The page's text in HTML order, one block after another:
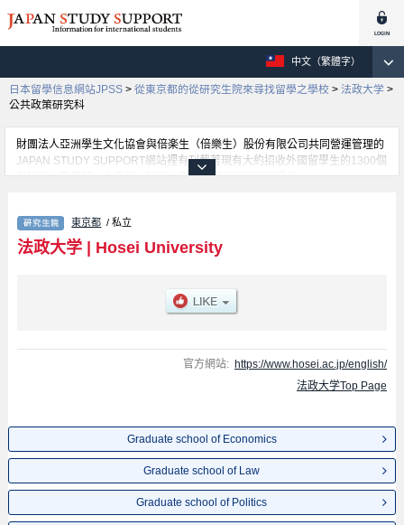
中文（繁體字）
日本留學信息網站JPSS > 從東京都的從研究生院來尋找留學之學校 > 法政大学 >
公共政策研究科
財團法人亞洲學生文化協會與倍楽生（倍樂生）股份有限公司共同營運管理的
JAPAN STUDY SUPPORT網站裡有刊載著現有大約招收外國留學生的1300個
學校的大學學部、大學院、短期大學、專門學校的招生訊息。
Grauate school of Sociology、Graduate school of Business
Administration、Graduate school of Humanities、Graduate school of
Science and Engineering、Graduate school of Social Well-being Studies、
International Japanese Studies、Law School、Engineering and Design、
Graduate school of Intercultural Communication、Innovation
Integrated Science and Technology、Institute for Solidarity-based Society等
各別研究科的不同訊息，以及招收名額、合格人數等考試資訊、設施介紹、聯
絡方式等對外國留學生是必要之訊息都刊載於此，請務必查閱及利用此網站。
東京都 / 私立
法政大学| Hosei University
官方網站: https://www.hosei.ac.jp/english/
法政大学Top Page
Graduate school of Economics
Graduate school of Law
Graduate school of Politics